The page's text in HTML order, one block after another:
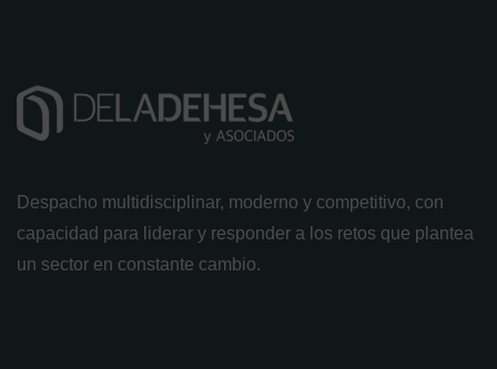
Despacho multidisciplinar, moderno y competitivo, con
capacidad para liderar y responder a los retos que plantea
un sector en constante cambio.